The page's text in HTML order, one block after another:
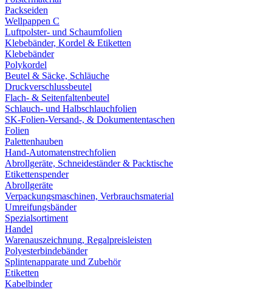
Packseiden
Wellpappen C
Luftpolster- und Schaumfolien
Klebebänder, Kordel & Etiketten
Klebebänder
Polykordel
Beutel & Säcke, Schläuche
Druckverschlussbeutel
Flach- & Seitenfaltenbeutel
Schlauch- und Halbschlauchfolien
SK-Folien-Versand-, & Dokumententaschen
Folien
Palettenhauben
Hand-Automatenstrechfolien
Abrollgeräte, Schneideständer & Packtische
Etikettenspender
Abrollgeräte
Verpackungsmaschinen, Verbrauchsmaterial
Umreifungsbänder
Spezialsortiment
Handel
Warenauszeichnung, Regalpreisleisten
Polyesterbindebänder
Splintenapparate und Zubehör
Etiketten
Kabelbinder